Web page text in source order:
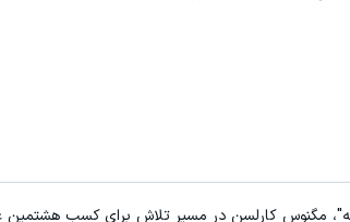
مگنوس کارلسن در مسیر تلاش برای کسب هشتمین
- کلیک کن